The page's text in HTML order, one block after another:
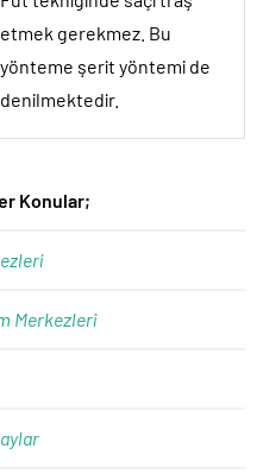
etmek gerekmez. Bu
yönteme şerit yöntemi de
denilmektedir.
Konular;
Merkezleri